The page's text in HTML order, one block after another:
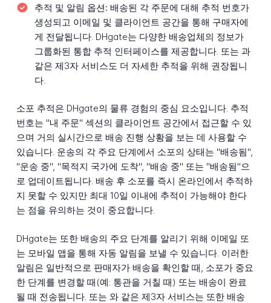
추적 및 알림 옵션: 배송된 각 주문에 대해 추적 번호가
생성되고 이메일 및 클라이언트 공간을 통해 구매자에
게 전달됩니다. DHgate는 다양한 배송업체의 정보가
그룹화된 통합 추적 인터페이스를 제공합니다. 또는 과
같은 제3자 서비스도 더 자세한 추적을 위해 권장됩니
다.
소포 추적은 DHgate의 물류 경험의 중심 요소입니다. 추적
번호는 "내 주문" 섹션의 클라이언트 공간에서 접근할 수 있
으며 거의 실시간으로 배송 진행 상황을 보는 데 사용할 수
있습니다. 운송의 각 주요 단계에서 소포의 상태는 "배송됨",
"운송 중", "목적지 국가에 도착", "배송 중" 또는 "배송됨"으
로 업데이트됩니다. 배송 후 소포를 즉시 온라인에서 추적하
지 못할 수 있지만 최대 10일 이내에 추적이 가능해야 한다
는 점을 유의하는 것이 중요합니다.
DHgate는 또한 배송의 주요 단계를 알리기 위해 이메일 또
는 모바일 앱을 통해 자동 알림을 보낼 수 있습니다. 이러한
알림은 일반적으로 판매자가 배송을 확인할 때, 소포가 중요
한 단계를 변경할 때(예: 통관을 거칠 때) 또는 배송이 완료
될 때 전송됩니다. 또는 와 같은 제3자 서비스는 또한 배송